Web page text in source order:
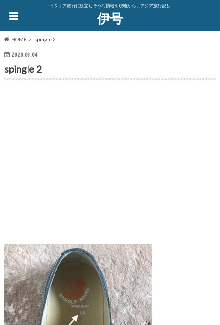
イタリア旅行に役立ちそうな情報を現地から。アジア旅行記も
伊号
HOME spingle 2
2020.03.04
spingle 2